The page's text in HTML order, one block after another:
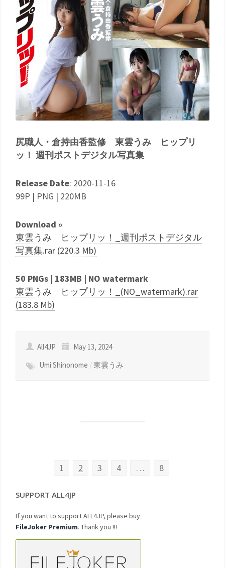
尻職人・倉持由香監修 東雲うみ ヒップリ
ッ！ 週刊ポストデジタル写真集
Release Date: 2020-11-16
99P | PNG | 220MB
Download »
東雲うみ ヒップリッ！_週刊ポストデジタル
写真集.rar (220.3 Mb)
50 PNGs | 183MB | NO watermark
東雲うみ ヒップリッ！_(NO_watermark).rar
(183.8 Mb)
All4JP
May 13, 2024
Umi Shinonome /東雲うみ
1 2 3 4 … 8
SUPPORT ALL4JP
If you want to support ALL4JP, please buy
FileJoker Premium. Thank you !!!